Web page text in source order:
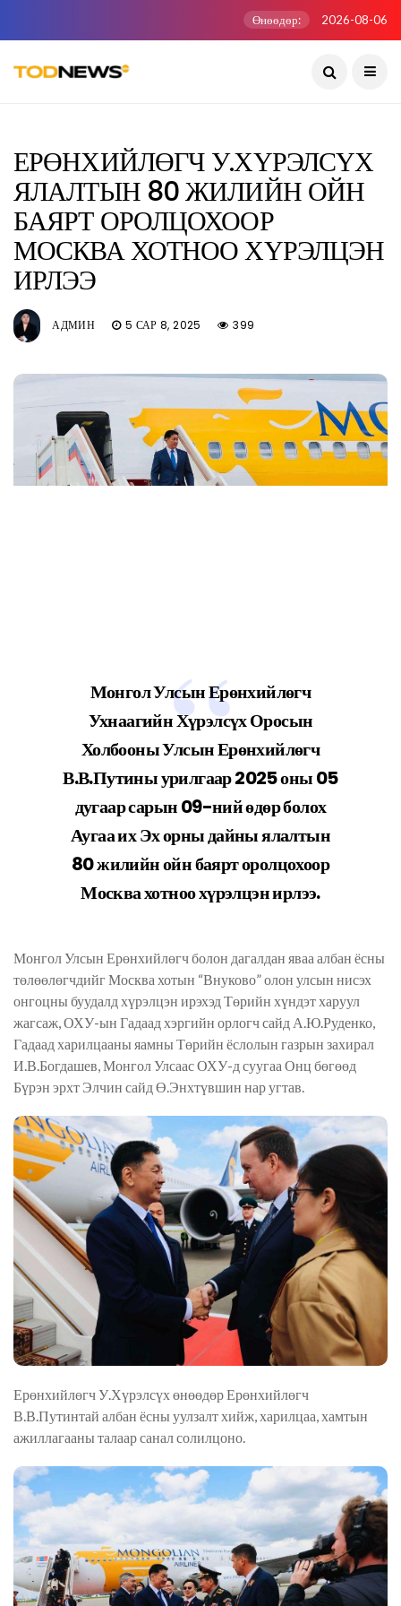
Өнөөдөр: 2026-08-06
ЕРӨНХИЙЛӨГЧ У.ХҮРЭЛСҮХ
ЯЛАЛТЫН 80 ЖИЛИЙН ОЙН
БАЯРТ ОРОЛЦОХООР
МОСКВА ХОТНОО ХҮРЭЛЦЭН
ИРЛЭЭ
АДМИН 5 САР 8, 2025 399
Монгол Улсын Ерөнхийлөгч
Ухнаагийн Хүрэлсүх Оросын
Холбооны Улсын Ерөнхийлөгч
В.В.Путины урилгаар 2025 оны 05
дугаар сарын 09-ний өдөр болох
Аугаа их Эх орны дайны ялалтын
80 жилийн ойн баярт оролцохоор
Москва хотноо хүрэлцэн ирлээ.
Монгол Улсын Ерөнхийлөгч болон дагалдан яваа албан ёсны
төлөөлөгчдийг Москва хотын “Внуково” олон улсын нисэх
онгоцны буудалд хүрэлцэн ирэхэд Төрийн хүндэт харуул
жагсаж, ОХУ-ын Гадаад хэргийн орлогч сайд А.Ю.Руденко,
Гадаад харилцааны яамны Төрийн ёслолын газрын захирал
И.В.Богдашев, Монгол Улсаас ОХУ-д суугаа Онц бөгөөд
Бүрэн эрхт Элчин сайд Ө.Энхтүвшин нар угтав.
Ерөнхийлөгч У.Хүрэлсүх өнөөдөр Ерөнхийлөгч
В.В.Путинтай албан ёсны уулзалт хийж, харилцаа, хамтын
ажиллагааны талаар санал солилцоно.